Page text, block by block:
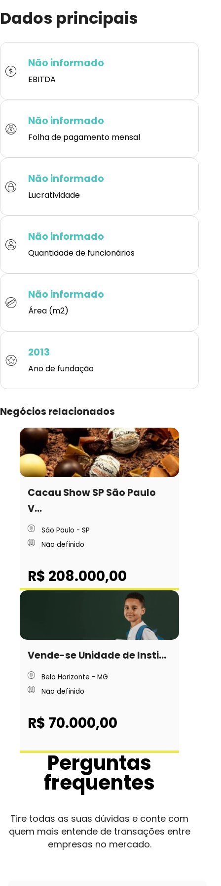
Dados principais
Não informado
EBITDA
Não informado
Folha de pagamento mensal
Não informado
Lucratividade
Não informado
Quantidade de funcionários
Não informado
Área (m2)
2013
Ano de fundação
Negócios relacionados
Cacau Show SP São Paulo
V...
São Paulo - SP
Não definido
R$ 208.000,00
Vende-se Unidade de Insti...
Belo Horizonte - MG
Não definido
R$ 70.000,00
Perguntas
frequentes
Tire todas as suas dúvidas e conte com
quem mais entende de transações entre
empresas no mercado.